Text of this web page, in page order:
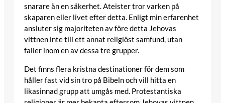
snarare än en säkerhet. Ateister tror varken på
skaparen eller livet efter detta. Enligt min erfarenhet
ansluter sig majoriteten av före detta Jehovas
vittnen inte till ett annat religiöst samfund, utan
faller inom en av dessa tre grupper.
Det finns flera kristna destinationer för dem som
håller fast vid sin tro på Bibeln och vill hitta en
likasinnad grupp att umgås med. Protestantiska